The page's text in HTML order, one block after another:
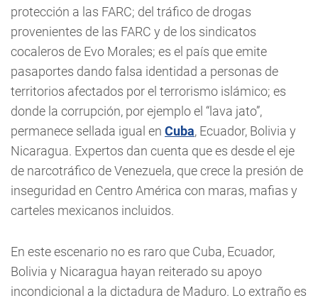
protección a las FARC; del tráfico de drogas
provenientes de las FARC y de los sindicatos
cocaleros de Evo Morales; es el país que emite
pasaportes dando falsa identidad a personas de
territorios afectados por el terrorismo islámico; es
donde la corrupción, por ejemplo el “lava jato”,
permanece sellada igual en Cuba, Ecuador, Bolivia y
Nicaragua. Expertos dan cuenta que es desde el eje
de narcotráfico de Venezuela, que crece la presión de
inseguridad en Centro América con maras, mafias y
carteles mexicanos incluidos.
En este escenario no es raro que Cuba, Ecuador,
Bolivia y Nicaragua hayan reiterado su apoyo
incondicional a la dictadura de Maduro. Lo extraño es